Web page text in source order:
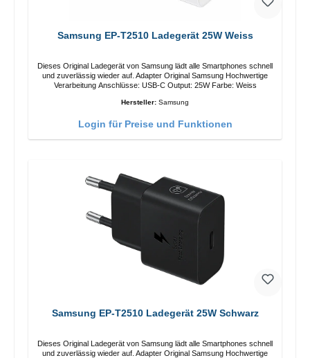
Samsung EP-T2510 Ladegerät 25W Weiss
Dieses Original Ladegerät von Samsung lädt alle Smartphones schnell
und zuverlässig wieder auf. Adapter Original Samsung Hochwertige
Verarbeitung Anschlüsse: USB-C Output: 25W Farbe: Weiss
Hersteller: Samsung
Login für Preise und Funktionen
Samsung EP-T2510 Ladegerät 25W Schwarz
Dieses Original Ladegerät von Samsung lädt alle Smartphones schnell
und zuverlässig wieder auf. Adapter Original Samsung Hochwertige